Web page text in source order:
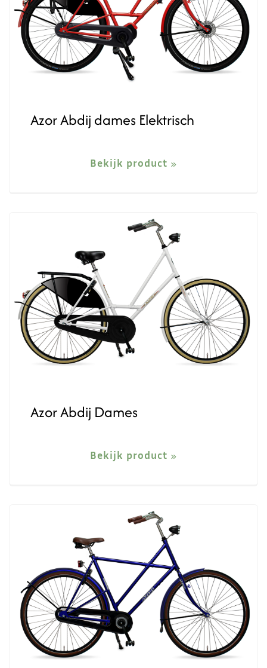
Azor Abdij dames Elektrisch
Bekijk product
Azor Abdij Dames
Bekijk product